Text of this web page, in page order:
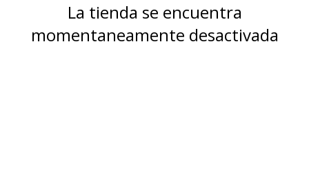
La tienda se encuentra
momentaneamente desactivada